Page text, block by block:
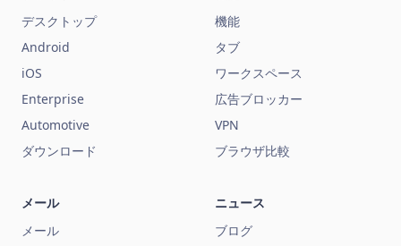
デスクトップ
Android
iOS
Enterprise
Automotive
ダウンロード
機能
タブ
ワークスペース
広告ブロッカー
VPN
ブラウザ比較
メール
メール
ニュース
ブログ